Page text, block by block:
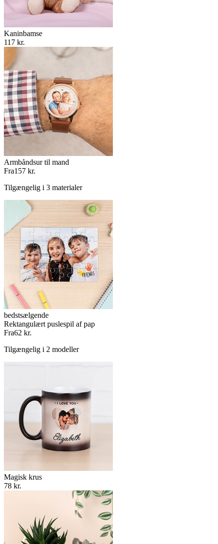
Kaninbamse
117 kr.
Armbåndsur til mand
Fra157 kr.
Tilgængelig i 3 materialer
bedstsælgende
Rektangulært puslespil af pap
Fra62 kr.
Tilgængelig i 2 modeller
Magisk krus
78 kr.